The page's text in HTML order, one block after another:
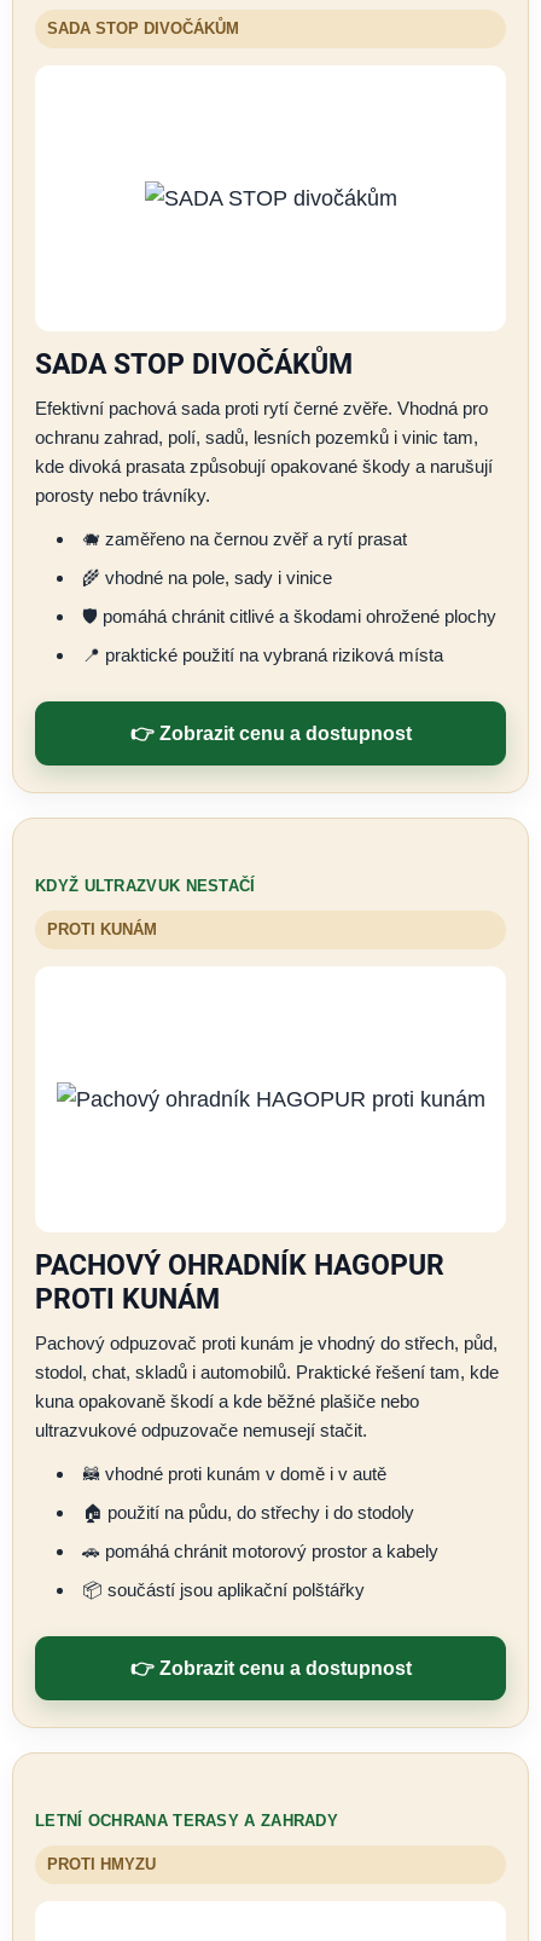
SADA STOP DIVOČÁKŮM
SADA STOP DIVOČÁKŮM
Efektivní pachová sada proti rytí černé zvěře. Vhodná pro
ochranu zahrad, polí, sadů, lesních pozemků i vinic tam,
kde divoká prasata způsobují opakované škody a narušují
porosty nebo trávníky.
🐗 zaměřeno na černou zvěř a rytí prasat
🌾 vhodné na pole, sady i vinice
🛡️ pomáhá chránit citlivé a škodami ohrožené plochy
📍 praktické použití na vybraná riziková místa
👉 Zobrazit cenu a dostupnost
KDYŽ ULTRAZVUK NESTAČÍ
PROTI KUNÁM
PACHOVÝ OHRADNÍK HAGOPUR
PROTI KUNÁM
Pachový odpuzovač proti kunám je vhodný do střech, půd,
stodol, chat, skladů i automobilů. Praktické řešení tam, kde
kuna opakovaně škodí a kde běžné plašiče nebo
ultrazvukové odpuzovače nemusejí stačit.
🦝 vhodné proti kunám v domě i v autě
🏠 použití na půdu, do střechy i do stodoly
🚗 pomáhá chránit motorový prostor a kabely
📦 součástí jsou aplikační polštářky
👉 Zobrazit cenu a dostupnost
LETNÍ OCHRANA TERASY A ZAHRADY
PROTI HMYZU